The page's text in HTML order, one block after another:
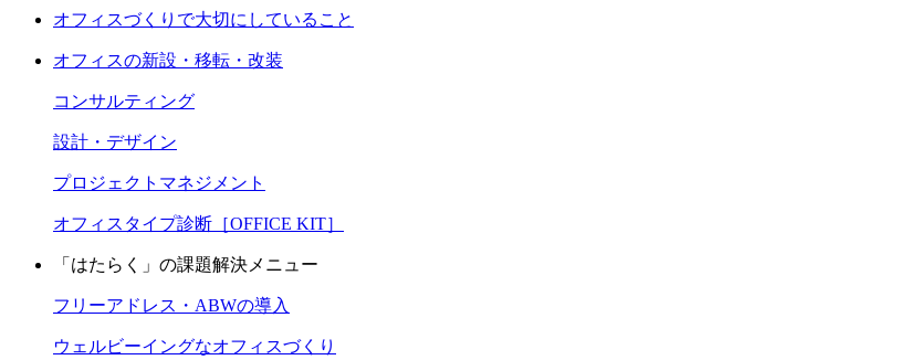
オフィスづくりで大切にしていること
オフィスの新設・移転・改装
コンサルティング
設計・デザイン
プロジェクトマネジメント
オフィスタイプ診断［OFFICE KIT］
「はたらく」の課題解決メニュー
フリーアドレス・ABWの導入
ウェルビーイングなオフィスづくり